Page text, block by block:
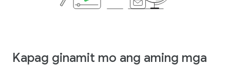
Kapag ginamit mo ang aming mga